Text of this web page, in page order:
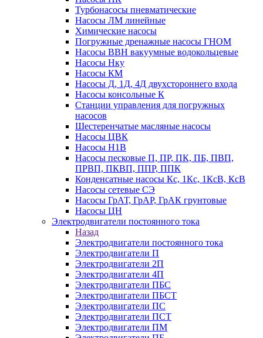
Турбонасосы пневматические
Насосы ЛМ линейные
Химические насосы
Погружные дренажные насосы ГНОМ
Насосы ВВН вакуумные водокольцевые
Насосы Нку
Насосы КМ
Насосы Д, 1Д, 4Д двухстороннего входа
Насосы консольные К
Станции управления для погружных
насосов
Шестеренчатые масляные насосы
Насосы ЦВК
Насосы Н1В
Насосы песковые П, ПР, ПК, ПБ, ПВП,
ПРВП, ПКВП, ППР, ППК
Конденсатные насосы Кс, 1Кс, 1КсВ, КсВ
Насосы сетевые СЭ
Насосы ГрАТ, ГрАР, ГрАК грунтовые
Насосы ЦН
Электродвигатели постоянного тока
Назад
Электродвигатели постоянного тока
Электродвигатели П
Электродвигатели 2П
Электродвигатели 4П
Электродвигатели ПБС
Электродвигатели ПБСТ
Электродвигатели ПС
Электродвигатели ПСТ
Электродвигатели ПМ